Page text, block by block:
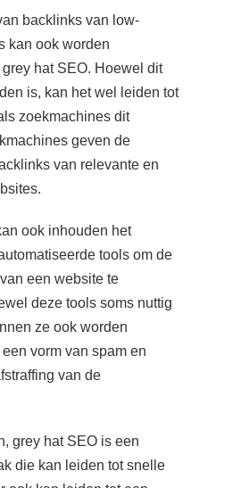
backlinks van low-
kan ook worden
hat SEO. Hoewel dit
is, kan het wel leiden tot
zoekmachines dit
geven de
van relevante en
ook inhouden het
tools om de
een website te
deze tools soms nuttig
ze ook worden
vorm van spam en
van de
grey hat SEO is een
die kan leiden tot snelle